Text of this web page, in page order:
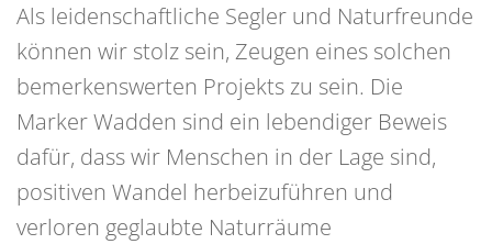
Als leidenschaftliche Segler und Naturfreunde
können wir stolz sein, Zeugen eines solchen
bemerkenswerten Projekts zu sein. Die
Marker Wadden sind ein lebendiger Beweis
dafür, dass wir Menschen in der Lage sind,
positiven Wandel herbeizuführen und
verloren geglaubte Naturräume